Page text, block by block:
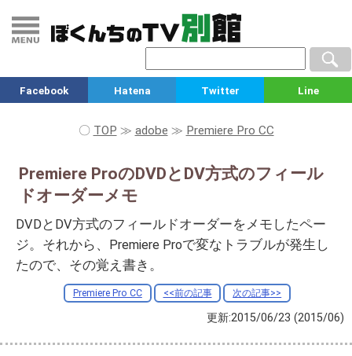
Facebook Hatena Twitter Line
〇 TOP ≫ adobe ≫ Premiere Pro CC
Premiere ProのDVDとDV方式のフィール
ドオーダーメモ
DVDとDV方式のフィールドオーダーをメモしたペー
ジ。それから、Premiere Proで変なトラブルが発生し
たので、その覚え書き。
Premiere Pro CC <<前の記事 次の記事>>
更新:2015/06/23 (2015/06)